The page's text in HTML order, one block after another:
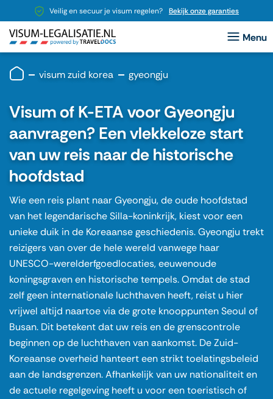
Veilig en secuur je visum regelen? Bekijk onze garanties
visum zuid korea gyeongju
Visum of K-ETA voor Gyeongju
aanvragen? Een vlekkeloze start
van uw reis naar de historische
hoofdstad
Wie een reis plant naar Gyeongju, de oude hoofdstad
van het legendarische Silla-koninkrijk, kiest voor een
unieke duik in de Koreaanse geschiedenis. Gyeongju trekt
reizigers van over de hele wereld vanwege haar
UNESCO-werelderfgoedlocaties, eeuwenoude
koningsgraven en historische tempels. Omdat de stad
zelf geen internationale luchthaven heeft, reist u hier
vrijwel altijd naartoe via de grote knooppunten Seoul of
Busan. Dit betekent dat uw reis en de grenscontrole
beginnen op de luchthaven van aankomst. De Zuid-
Koreaanse overheid hanteert een strikt toelatingsbeleid
aan de landsgrenzen. Afhankelijk van uw nationaliteit en
de actuele regelgeving heeft u voor een toeristisch of